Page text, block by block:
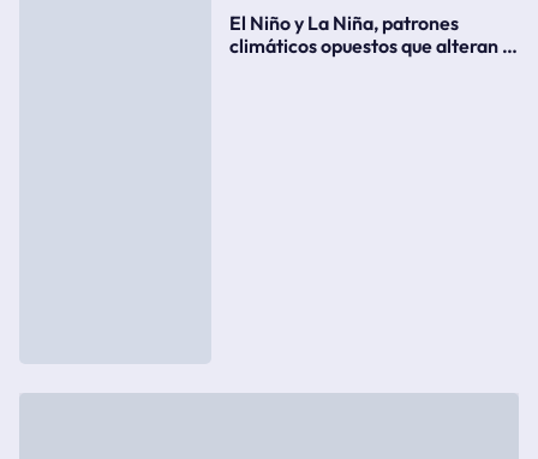
El Niño y La Niña, patrones
climáticos opuestos que alteran la